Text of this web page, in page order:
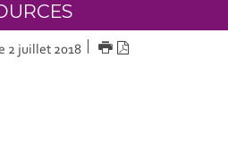
2 juillet 2018 IMPRIMER